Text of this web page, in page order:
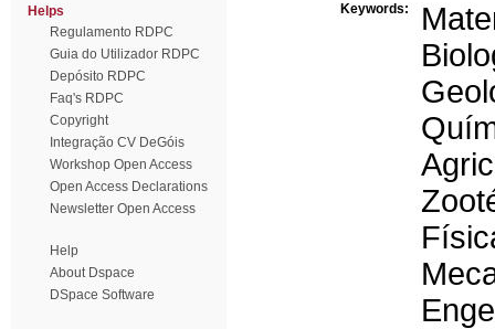
Helps
Regulamento RDPC
Guia do Utilizador RDPC
Depósito RDPC
Faq's RDPC
Copyright
Integração CV DeGóis
Workshop Open Access
Open Access Declarations
Newsletter Open Access
Help
About Dspace
DSpace Software
Keywords: